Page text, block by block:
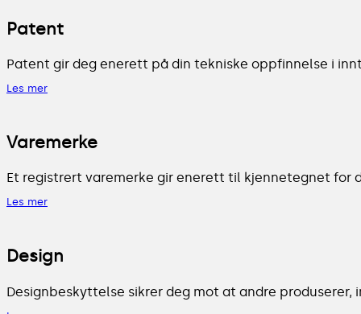
Patent
Patent gir deg enerett på din tekniske oppfinnelse i
Les mer
Varemerke
Et registrert varemerke gir enerett til kjennetegnet for
Les mer
Design
Designbeskyttelse sikrer deg mot at andre